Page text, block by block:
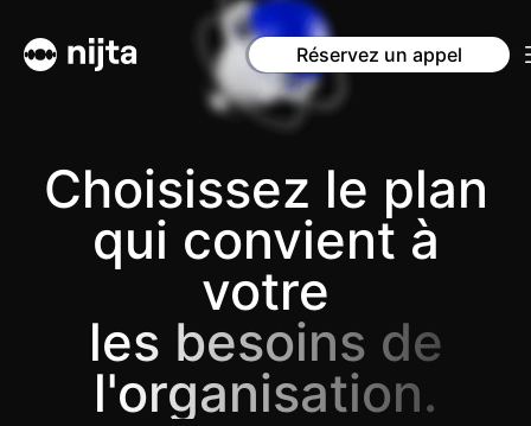
Réservez un appel
Choisissez le plan
qui convient à
votre
les besoins de
l'organisation.